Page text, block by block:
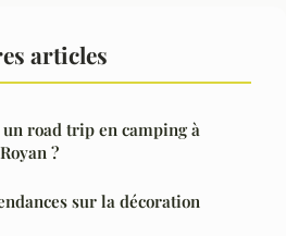
articles
road trip en camping à
?
sur la décoration